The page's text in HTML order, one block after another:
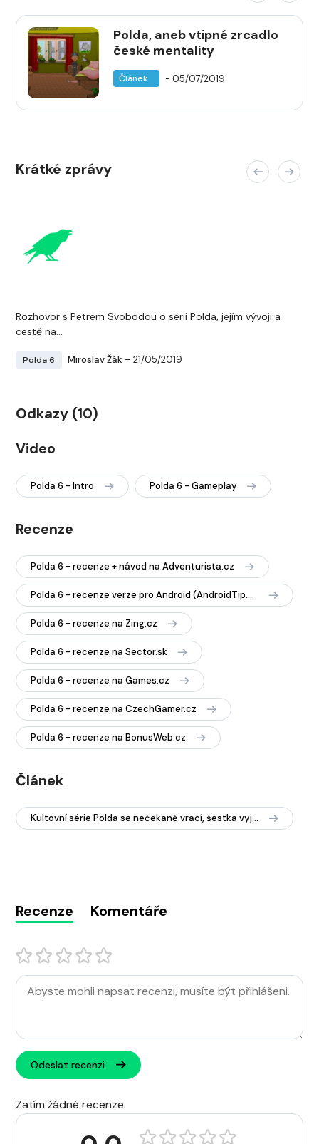
Polda, aneb vtipné zrcadlo
české mentality
Článek - 05/07/2019
Krátké zprávy
Rozhovor s Petrem Svobodou o sérii Polda, jejím vývoji a
cestě na...
Polda 6 Miroslav Žák – 21/05/2019
Odkazy (10)
Video
Polda 6 - Intro Polda 6 - Gameplay
Recenze
Polda 6 - recenze + návod na Adventurista.cz
Polda 6 - recenze verze pro Android (AndroidTip.cz)
Polda 6 - recenze na Zing.cz
Polda 6 - recenze na Sector.sk
Polda 6 - recenze na Games.cz
Polda 6 - recenze na CzechGamer.cz
Polda 6 - recenze na BonusWeb.cz
Článek
Kultovní série Polda se nečekaně vrací, šestka vyjde na začátku prosince
Recenze Komentáře
Odeslat recenzi
Zatím žádné recenze.